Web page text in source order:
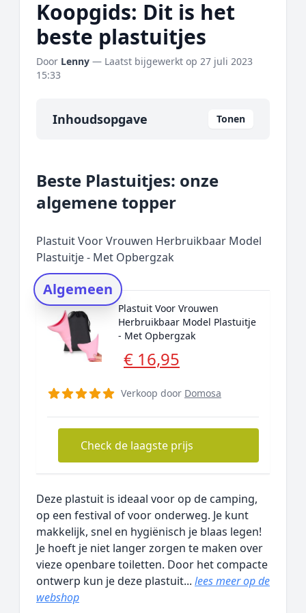
Koopgids: Dit is het
beste plastuitjes
Door Lenny — Laatst bijgewerkt op 27 juli 2023
15:33
Inhoudsopgave Tonen
Onze algemene topper
Prijs topper
Rating topper
Onderzoeksmethode
Alternatieven
Prijsniveaus
Beste Plastuitjes: onze
algemene topper
Plastuit Voor Vrouwen Herbruikbaar Model
Plastuitje - Met Opbergzak
Algemeen
Plastuit Voor Vrouwen
Herbruikbaar Model Plastuitje
- Met Opbergzak
€ 16,95
Verkoop door Domosa
Check de laagste prijs
Deze plastuit is ideaal voor op de camping,
op een festival of voor onderweg. Je kunt
makkelijk, snel en hygiënisch je blaas legen!
Je hoeft je niet langer zorgen te maken over
vieze openbare toiletten. Door het compacte
ontwerp kun je deze plastuit... lees meer op de
webshop